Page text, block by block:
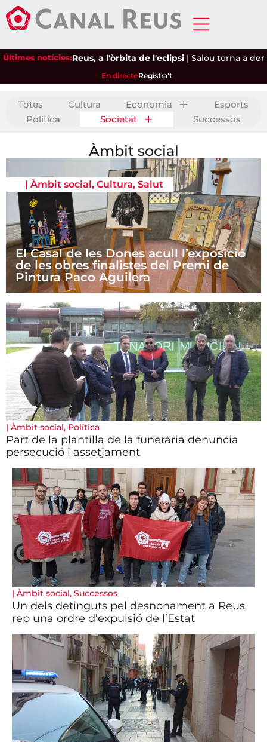
Últimes notícies:Reus, a l'òrbita de l'eclipsi |Salou torna a demanar
En directeRegistra't
Totes Cultura Economia
Esports
Política
Societat Successos
Àmbit social
| Àmbit social, Cultura, Salut
El Casal de les Dones acull l’exposició
de les obres finalistes del Premi de
Pintura Paco Aguilera
| Àmbit social, Política
Part de la plantilla de la funerària denuncia
persecució i assetjament
| Àmbit social, Successos
Un dels detinguts pel desnonament a Reus
rep una ordre d’expulsió de l’Estat